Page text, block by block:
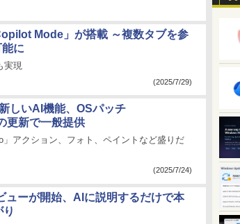
Mode」が搭載 ～複数タブを参
に
実現
(2025/7/29)
しいAI機能、OSパッチ
更新で一般提供
アクション、フォト、ペイントなど盛りだ
(2025/7/24)
ューが開始、AIに説明するだけで本